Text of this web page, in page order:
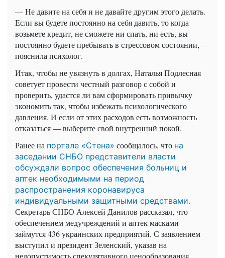
— Не давите на себя и не давайте другим этого делать.
Если вы будете постоянно на себя давить, то когда
возьмете кредит, не сможете ни спать, ни есть, вы
постоянно будете пребывать в стрессовом состоянии, —
пояснила психолог.
Итак, чтобы не увязнуть в долгах, Наталья Подлесная
советует провести честный разговор с собой и
проверить, удастся ли вам сформировать привычку
экономить так, чтобы избежать психологического
давления. И если от этих расходов есть возможность
отказаться — выберите свой внутренний покой.
Ранее на портале «Стена» сообщалось, что на
заседании СНБО представители власти
обсуждали вопрос обеспечения больниц и
аптек необходимыми на период
распространения коронавируса
индивидуальными защитными средствами.
Секретарь СНБО Алексей Данилов рассказал, что
обеспечением медучреждений и аптек масками
займутся 436 украинских предприятий. С заявлением
выступил и президент Зеленский, указав на
недопустимость спекулятивного ценообразования.